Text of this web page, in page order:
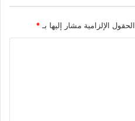
الحقول الإلزامية مشار إليها بـ *